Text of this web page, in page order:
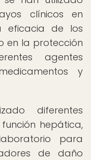
clínicos en
eficacia de los
en la protección
agentes
y
diferentes
hepática,
para
de daño